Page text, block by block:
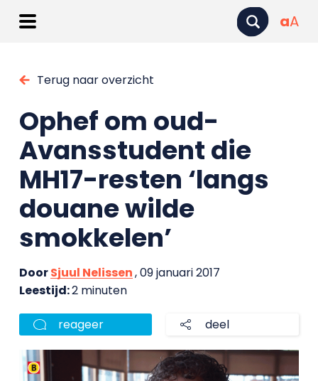
aA
Terug naar overzicht
Ophef om oud-
Avansstudent die
MH17-resten ‘langs
douane wilde
smokkelen’
DoorSjuul Nelissen, 09 januari 2017
Leestijd:2 minuten
reageer deel